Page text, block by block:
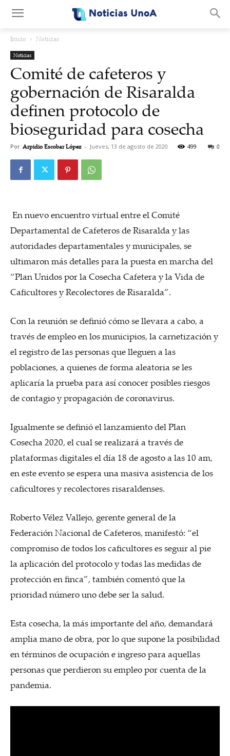
Inicio Noticias
Noticias
Comité de cafeteros y
gobernación de Risaralda
definen protocolo de
bioseguridad para cosecha
Por Arpidio Escobar López - Jueves, 13 de agosto de 2020 0
499
En nuevo encuentro virtual entre el Comité
Departamental de Cafeteros de Risaralda y las
autoridades departamentales y municipales, se
ultimaron más detalles para la puesta en marcha del
“Plan Unidos por la Cosecha Cafetera y la Vida de
Caficultores y Recolectores de Risaralda”.
Con la reunión se definió cómo se llevara a cabo, a
través de empleo en los municipios, la carnetización y
el registro de las personas que lleguen a las
poblaciones, a quienes de forma aleatoria se les
aplicaría la prueba para así conocer posibles riesgos
de contagio y propagación de coronavirus.
Igualmente se definió el lanzamiento del Plan
Cosecha 2020, el cual se realizará a través de
plataformas digitales el día 18 de agosto a las 10 am,
en este evento se espera una masiva asistencia de los
caficultores y recolectores risaraldenses.
Roberto Vélez Vallejo, gerente general de la
Federación Nacional de Cafeteros, manifestó: “el
compromiso de todos los caficultores es seguir al pie
la aplicación del protocolo y todas las medidas de
protección en finca”, también comentó que la
prioridad número uno debe ser la salud.
Esta cosecha, la más importante del año, demandará
amplia mano de obra, por lo que supone la posibilidad
en términos de ocupación e ingreso para aquellas
personas que perdieron su empleo por cuenta de la
pandemia.